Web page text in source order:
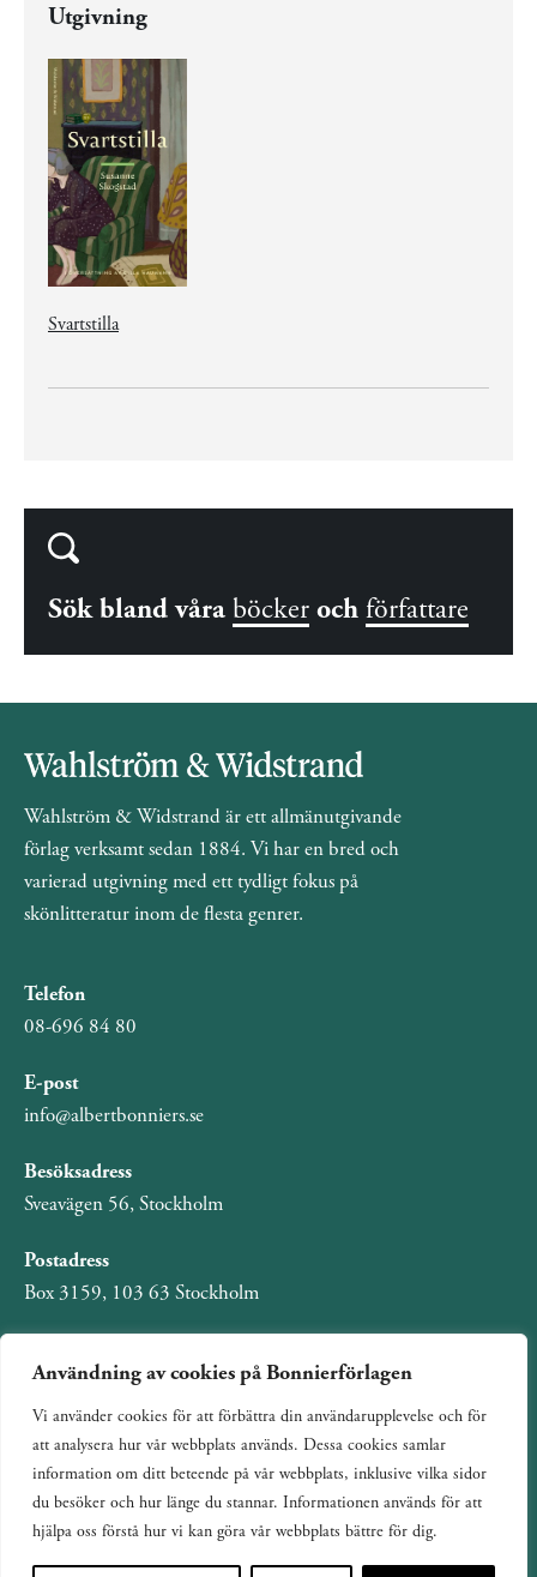
Användning av cookies på Bonnierförlagen
Vi använder cookies för att förbättra din användarupplevelse och för
att analysera hur vår webbplats används. Dessa cookies samlar
information om ditt beteende på vår webbplats, inklusive vilka sidor
du besöker och hur länge du stannar. Informationen används för att
hjälpa oss förstå hur vi kan göra vår webbplats bättre för dig.
Utgivning
Svartstilla
Sök bland våra böcker och författare
Wahlström & Widstrand är ett allmänutgivande
förlag verksamt sedan 1884. Vi har en bred och
varierad utgivning med ett tydligt fokus på
skönlitteratur inom de flesta genrer.
Telefon
08-696 84 80
E-post
info@albertbonniers.se
Besöksadress
Sveavägen 56, Stockholm
Postadress
Box 3159, 103 63 Stockholm
Om Bonnierförlagen
Cookies
Integritetspolicy